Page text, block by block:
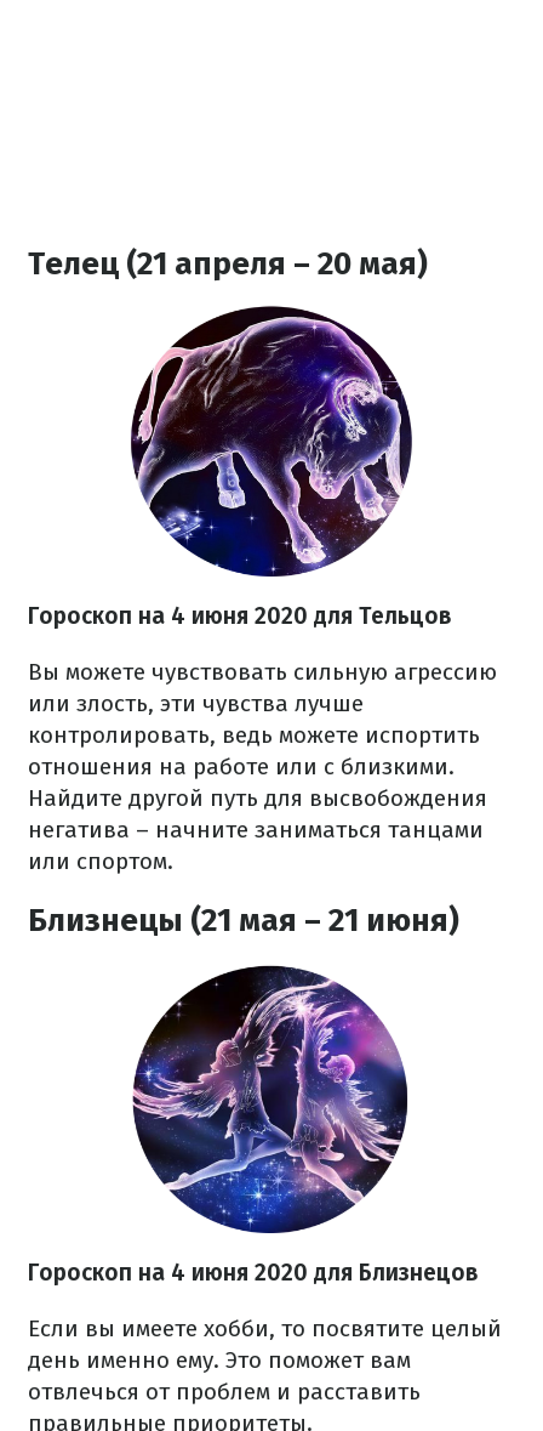
Телец (21 апреля – 20 мая)
Гороскоп на 4 июня 2020 для Тельцов
Вы можете чувствовать сильную агрессию
или злость, эти чувства лучше
контролировать, ведь можете испортить
отношения на работе или с близкими.
Найдите другой путь для высвобождения
негатива – начните заниматься танцами
или спортом.
Близнецы (21 мая – 21 июня)
Гороскоп на 4 июня 2020 для Близнецов
Если вы имеете хобби, то посвятите целый
день именно ему. Это поможет вам
отвлечься от проблем и расставить
правильные приоритеты.